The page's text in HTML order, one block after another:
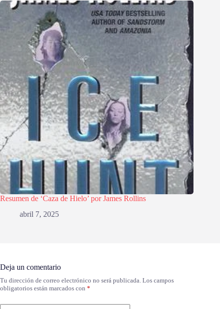
Resumen de ‘Caza de Hielo’ por James Rollins
abril 7, 2025
Deja un comentario
Tu dirección de correo electrónico no será publicada. Los campos
obligatorios están marcados con *